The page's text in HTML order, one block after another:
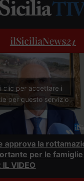
ilSiciliaNews24
clic per accettare i
per questo servizio
approva la
per le famiglie
IL VIDEO